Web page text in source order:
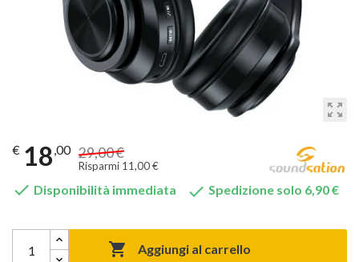
zoom_out_map
€ 18,00 29,00 €
Risparmi 11,00 €
 Disponibilità immediata  Spedizione solo 6,90 €
 Aggiungi al carrello